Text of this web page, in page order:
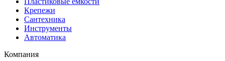
Крепежи
Сантехника
Инструменты
Автоматика
Компания